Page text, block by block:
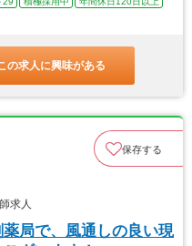
の求人に興味がある
保存する
求人
薬局で、風通しの良い現